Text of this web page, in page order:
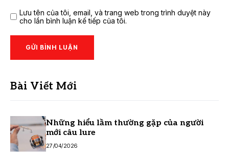
Lưu tên của tôi, email, và trang web trong trình duyệt này
cho lần bình luận kế tiếp của tôi.
Bài Viết Mới
Những hiểu lầm thường gặp của người
mới câu lure
27/04/2026